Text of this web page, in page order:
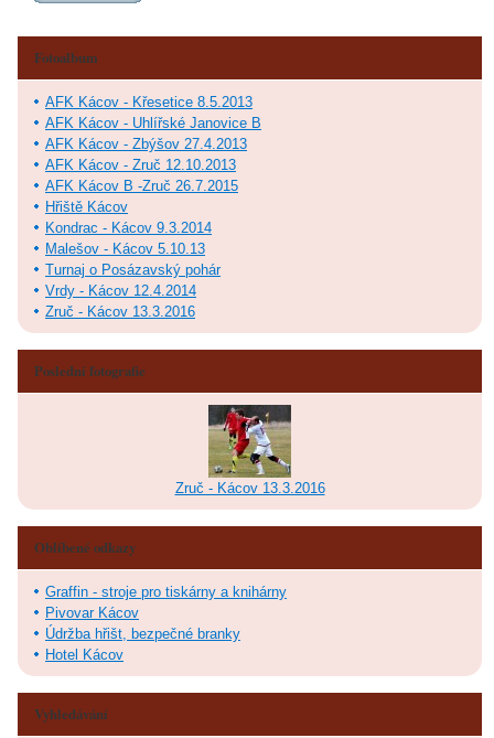
Fotoalbum
AFK Kácov - Křesetice 8.5.2013
AFK Kácov - Uhlířské Janovice B
AFK Kácov - Zbýšov 27.4.2013
AFK Kácov - Zruč 12.10.2013
AFK Kácov B -Zruč 26.7.2015
Hřiště Kácov
Kondrac - Kácov 9.3.2014
Malešov - Kácov 5.10.13
Turnaj o Posázavský pohár
Vrdy - Kácov 12.4.2014
Zruč - Kácov 13.3.2016
Poslední fotografie
Zruč - Kácov 13.3.2016
Oblíbené odkazy
Graffin - stroje pro tiskárny a knihárny
Pivovar Kácov
Údržba hřišt, bezpečné branky
Hotel Kácov
Vyhledávání